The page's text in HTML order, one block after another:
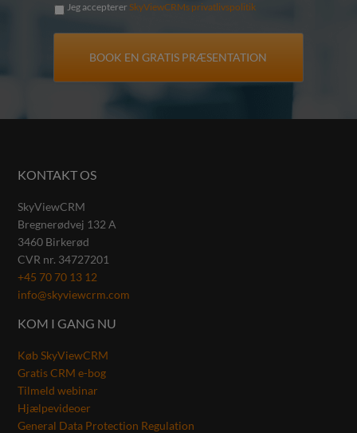
Jeg accepterer SkyViewCRMs privatlivspolitik
KONTAKT OS
SkyViewCRM
Bregnerødvej 132 A
3460 Birkerød
CVR nr. 34727201
+45 70 70 13 12
info@skyviewcrm.com
KOM I GANG NU
Køb SkyViewCRM
Gratis CRM e-bog
Tilmeld webinar
Hjælpevideoer
General Data Protection Regulation